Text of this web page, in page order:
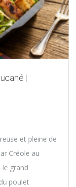
|
et pleine de
Créole au
grand
poulet